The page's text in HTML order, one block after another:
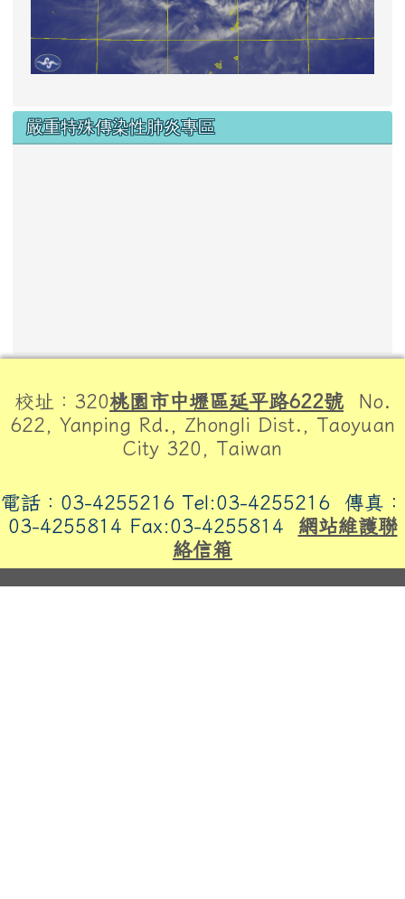
嚴重特殊傳染性肺炎專區
校址：320桃園市中壢區延平路622號 No.
622, Yanping Rd., Zhongli Dist., Taoyuan
City 320, Taiwan
電話：03-4255216 Tel:03-4255216 傳真：
03-4255814 Fax:03-4255814 網站維護聯
絡信箱